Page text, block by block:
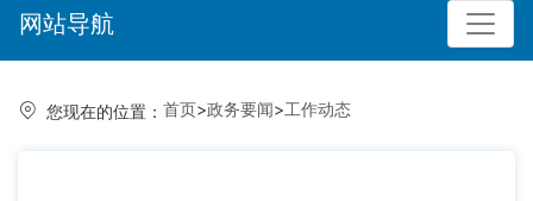
网站导航
您现在的位置： 首页>政务要闻>工作动态